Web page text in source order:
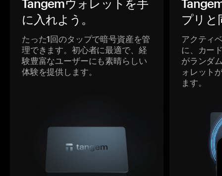
Tangemウォレットを手
に入れよう。
たった1回のタップで暗号資産を管
理できます。初心者に最適で、経
験豊富なユーザーにも素晴らしい
体験を提供します。
プリと
アクティ
に、カー
がランダ
ォレット
ます。